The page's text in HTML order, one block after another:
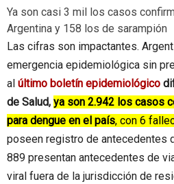
Ya son casi 3 mil los casos
Argentina y 158 los de sarampión
Las cifras son impactantes.
emergencia epidemiológica sin
al último boletín epidemiológico
de Salud, ya son 2.942 los casos
para dengue en el país, con 6
poseen registro de antecedentes
889 presentan antecedentes de
viral fuera de la jurisdicción de